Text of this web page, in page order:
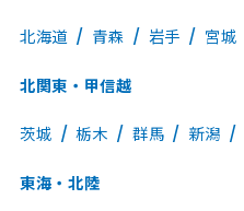
北海道 青森 岩手 宮城
北関東・甲信越
茨城 栃木 群馬 新潟
東海・北陸